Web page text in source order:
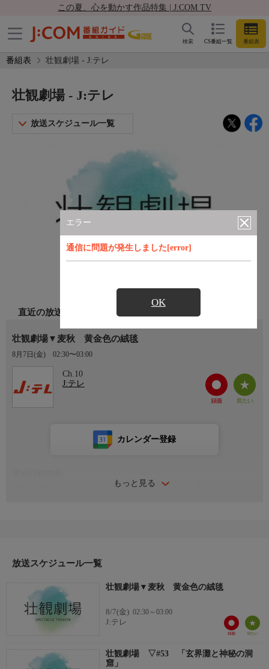
この夏、心を動かす作品特集 | J:COM TV
CS番組一覧 番組表
検索
番組表 壮観劇場 - J:テレ
エラー
通信に問題が発生しました[error]
OK
壮観劇場 - J:テレ
放送スケジュール一覧
直近の放送
壮観劇場▼麦秋 黄金色の絨毯
8月7日(金) 02:30〜03:00
Ch.10
J:テレ
もっと見る
カレンダー登録
“秋が二度来る”と称されるほど美しい麦畑。栃木市は「二条大
放送スケジュール一覧
壮観劇場▼麦秋 黄金色の絨毯
8/7(金) 02:30～03:00
J:テレ
壮観劇場 ▽#53 「玄界灘と神秘の洞
窟」